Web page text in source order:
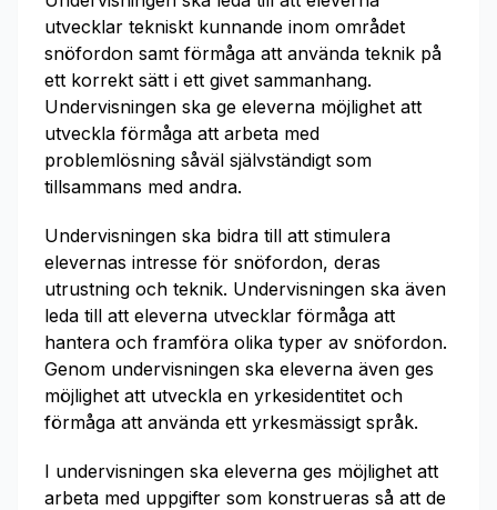
utvecklar tekniskt kunnande inom området
snöfordon samt förmåga att använda teknik på
ett korrekt sätt i ett givet sammanhang.
Undervisningen ska ge eleverna möjlighet att
utveckla förmåga att arbeta med
problemlösning såväl självständigt som
tillsammans med andra.
Undervisningen ska bidra till att stimulera
elevernas intresse för snöfordon, deras
utrustning och teknik. Undervisningen ska även
leda till att eleverna utvecklar förmåga att
hantera och framföra olika typer av snöfordon.
Genom undervisningen ska eleverna även ges
möjlighet att utveckla en yrkesidentitet och
förmåga att använda ett yrkesmässigt språk.
I undervisningen ska eleverna ges möjlighet att
arbeta med uppgifter som konstrueras så att de